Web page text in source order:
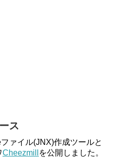
ス
ァイル(JNX)作成ツールと
Cheezmill を公開しました。